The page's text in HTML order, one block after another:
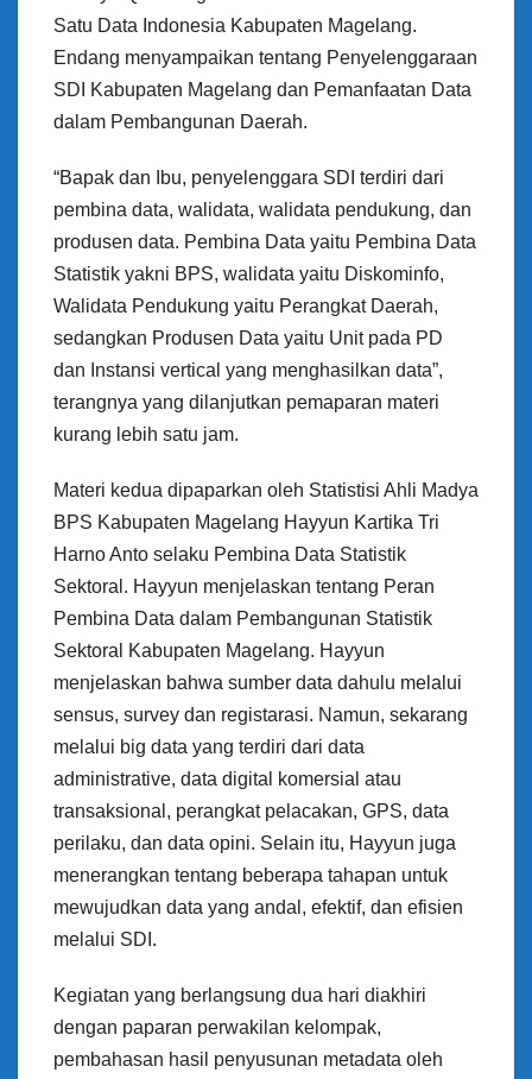
Satu Data Indonesia Kabupaten Magelang.
Endang menyampaikan tentang Penyelenggaraan
SDI Kabupaten Magelang dan Pemanfaatan Data
dalam Pembangunan Daerah.
“Bapak dan Ibu, penyelenggara SDI terdiri dari
pembina data, walidata, walidata pendukung, dan
produsen data. Pembina Data yaitu Pembina Data
Statistik yakni BPS, walidata yaitu Diskominfo,
Walidata Pendukung yaitu Perangkat Daerah,
sedangkan Produsen Data yaitu Unit pada PD
dan Instansi vertical yang menghasilkan data”,
terangnya yang dilanjutkan pemaparan materi
kurang lebih satu jam.
Materi kedua dipaparkan oleh Statistisi Ahli Madya
BPS Kabupaten Magelang Hayyun Kartika Tri
Harno Anto selaku Pembina Data Statistik
Sektoral. Hayyun menjelaskan tentang Peran
Pembina Data dalam Pembangunan Statistik
Sektoral Kabupaten Magelang. Hayyun
menjelaskan bahwa sumber data dahulu melalui
sensus, survey dan registarasi. Namun, sekarang
melalui big data yang terdiri dari data
administrative, data digital komersial atau
transaksional, perangkat pelacakan, GPS, data
perilaku, dan data opini. Selain itu, Hayyun juga
menerangkan tentang beberapa tahapan untuk
mewujudkan data yang andal, efektif, dan efisien
melalui SDI.
Kegiatan yang berlangsung dua hari diakhiri
dengan paparan perwakilan kelompak,
pembahasan hasil penyusunan metadata oleh